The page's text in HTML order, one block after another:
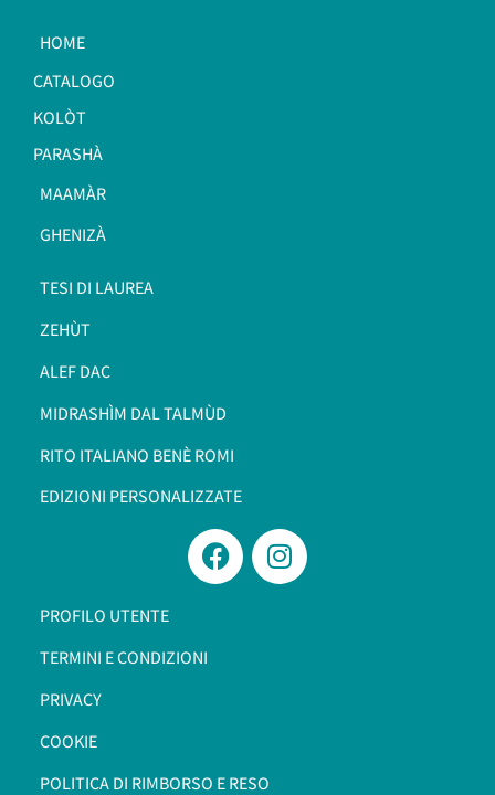
HOME
CATALOGO
KOLÒT
PARASHÀ
MAAMÀR
GHENIZÀ
TESI DI LAUREA
ZEHÙT
ALEF DAC
MIDRASHÌM DAL TALMÙD
RITO ITALIANO BENÈ ROMI​
EDIZIONI PERSONALIZZATE
PROFILO UTENTE
TERMINI E CONDIZIONI
PRIVACY
COOKIE
POLITICA DI RIMBORSO E RESO